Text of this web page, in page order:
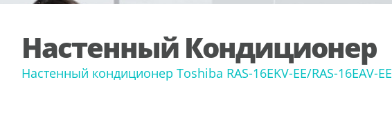
Настенный Кондиционер
Настенный кондиционер Toshiba RAS-16EKV-EE/RAS-16EAV-EE